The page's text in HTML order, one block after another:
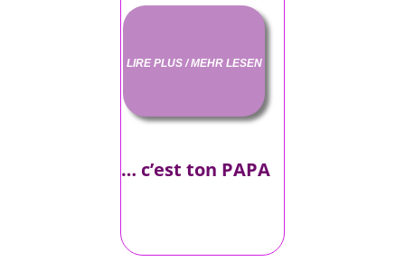
LIRE PLUS / MEHR LESEN
… c’est ton PAPA